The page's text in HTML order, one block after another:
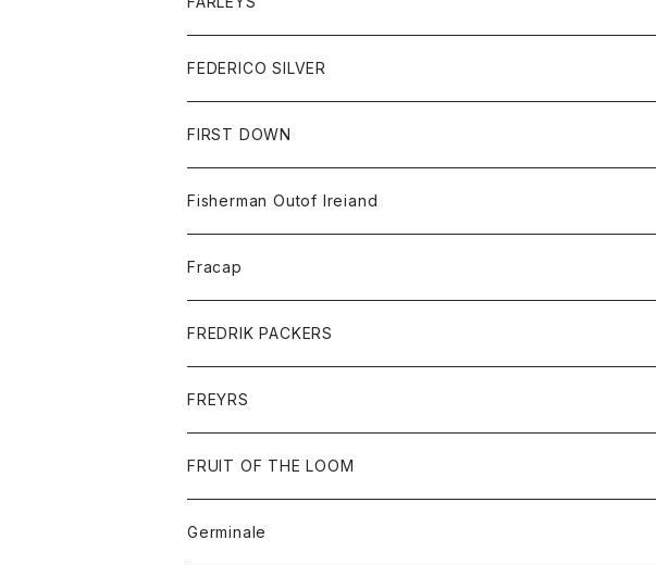
セーター
ショートパンツ
パンツ
レディース
コート
ジャケット
Tシャツ
ジャケット
スエットシャツ
ボトム
スエットパンツ
グッズ
帽子
FEDERICO SILVER
アクセサリー
FIRST DOWN
Fisherman Outof Ireiand
ニット
Fracap
グッズ
靴
FREDRIK PACKERS
アクセサリー
バッグ
FREYRS
サングラス
FRUIT OF THE LOOM
アウター
Germinale